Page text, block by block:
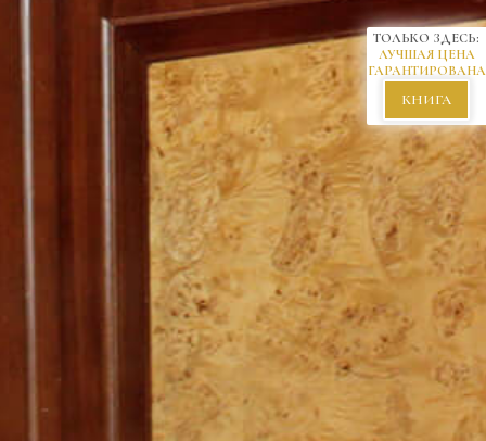
ТОЛЬКО ЗДЕСЬ:
ЛУЧШАЯ ЦЕНА
ГАРАНТИРОВАНА
КНИГА